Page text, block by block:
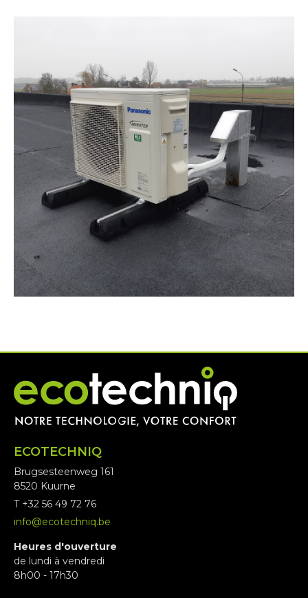
ECOTECHNIQ
Brugsesteenweg 161
8520 Kuurne
T +32 56 49 72 76
info@ecotechniq.be
Heures d'ouverture
de lundi à vendredi
8h00 - 17h30